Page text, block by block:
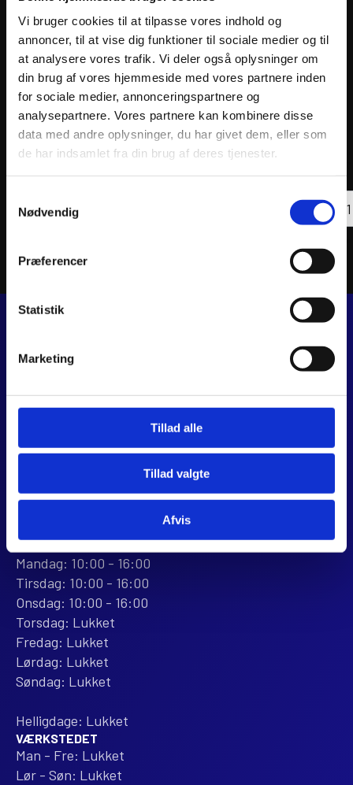
Vi bruger cookies til at tilpasse vores indhold og
annoncer, til at vise dig funktioner til sociale medier og til
at analysere vores trafik. Vi deler også oplysninger om
din brug af vores hjemmeside med vores partnere inden
for sociale medier, annonceringspartnere og
analysepartnere. Vores partnere kan kombinere disse
data med andre oplysninger, du har givet dem, eller som
de har indsamlet fra din brug af deres tjenester.
Nødvendig
Præferencer
Statistik
Marketing
Tillad alle
Tillad valgte
Afvis
Athena MUFFLER RACE YAMAHA
659kr.
MUFFLER
RACE
END
antal
JJ MOTORCYKLER
Dalagervej 6C
CVR 44928280
webshop@jjmotorcykler.dk
salg@jjmotorcykler.dk
Mandag: 10:00 - 16:00
Tirsdag: 10:00 - 16:00
Onsdag: 10:00 - 16:00
Torsdag: Lukket
Fredag: Lukket
Lørdag: Lukket
Søndag: Lukket
Helligdage: Lukket
VÆRKSTEDET
Man - Fre: Lukket
Lør - Søn: Lukket